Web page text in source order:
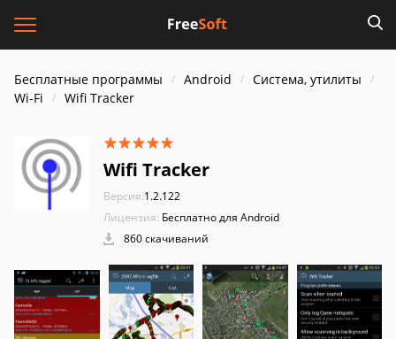
Бесплатные программы Android
Система, утилиты
Wi-Fi
Wifi Tracker
Wifi Tracker
Версия:1.2.122
Лицензия: Бесплатно для Android
860 скачиваний